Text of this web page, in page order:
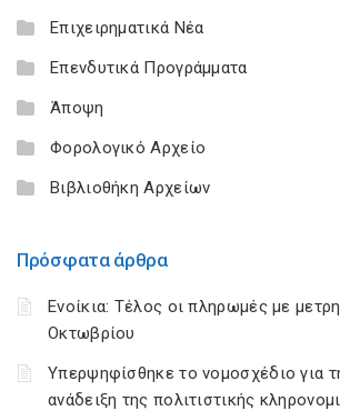
Επιχειρηματικά Νέα
Επενδυτικά Προγράμματα
Άποψη
Φορολογικό Αρχείο
Βιβλιοθήκη Αρχείων
Πρόσφατα άρθρα
Ενοίκια: Τέλος οι πληρωμές με
Οκτωβρίου
Υπερψηφίσθηκε το νομοσχέδιο για
ανάδειξη της πολιτιστικής